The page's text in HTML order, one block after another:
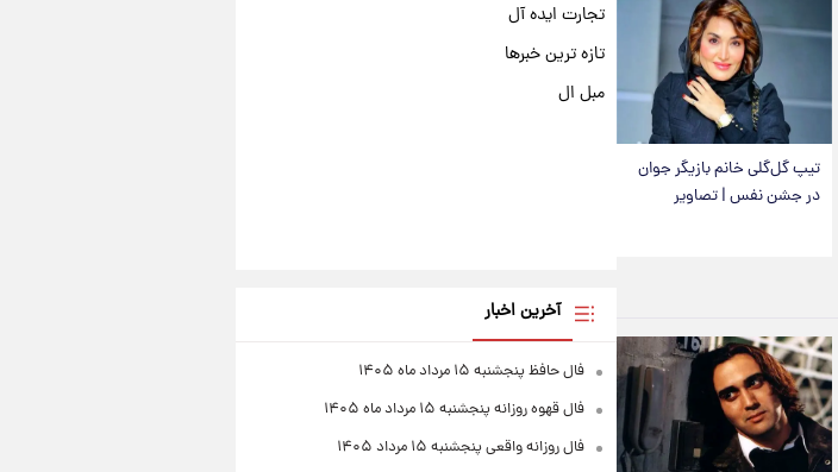
تیپ گل‌گلی خانم بازیگر جوان
در جشن نفس | تصاویر
تجارت ایده آل
تازه ترین خبرها
مبل ال
آخرین اخبار
فال حافظ پنجشنبه ۱۵ مرداد ماه ۱۴۰۵
فال قهوه روزانه پنجشنبه ۱۵ مرداد ماه ۱۴۰۵
فال روزانه واقعی پنجشنبه ۱۵ مرداد ۱۴۰۵